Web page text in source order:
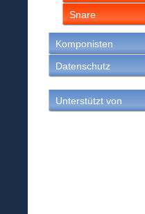
Snare
Komponisten
Datenschutz
Unterstützt von